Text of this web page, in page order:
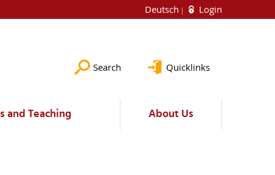
Deutsch Login
Search Quicklinks
and Teaching About Us